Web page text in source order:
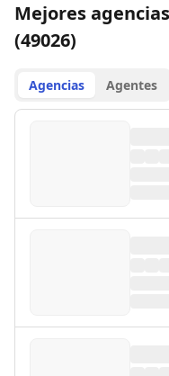
Mejores
(49026)
Agencias Agentes